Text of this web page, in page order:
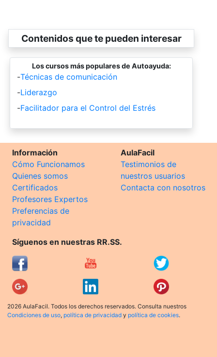
Contenidos que te pueden interesar
Los cursos más populares de Autoayuda:
-Técnicas de comunicación
-Liderazgo
-Facilitador para el Control del Estrés
Información
Cómo Funcionamos
Quienes somos
Certificados
Profesores Expertos
Preferencias de
privacidad
AulaFacil
Testimonios de
nuestros usuarios
Contacta con nosotros
Síguenos en nuestras RR.SS.
2026 AulaFacil. Todos los derechos reservados. Consulta nuestros
Condiciones de uso, política de privacidad y política de cookies.